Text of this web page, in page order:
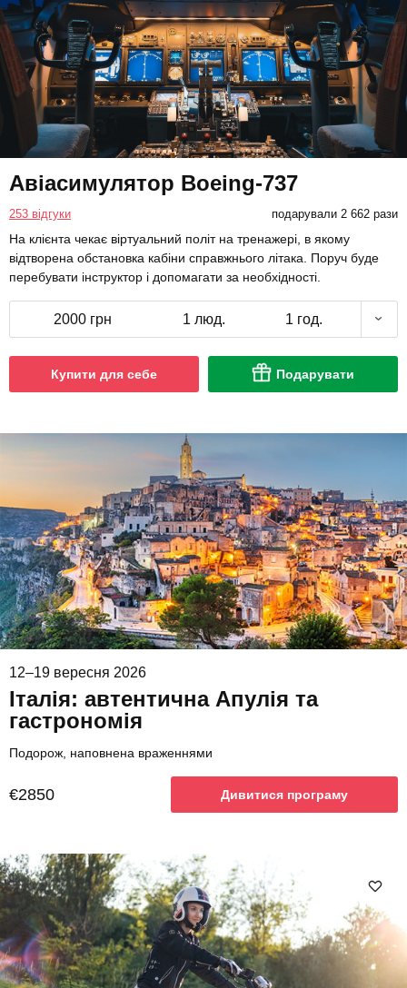
Авіасимулятор Boeing-737
253 відгуки подарували 2 662 рази
На клієнта чекає віртуальний політ на тренажері, в якому
відтворена обстановка кабіни справжнього літака. Поруч буде
перебувати інструктор і допомагати за необхідності.
2000 грн 1 люд. 1 год.
Купити для себе Подарувати
12–19 вересня 2026
Італія: автентична Апулія та
гастрономія
Подорож, наповнена враженнями
€2850 Дивитися програму